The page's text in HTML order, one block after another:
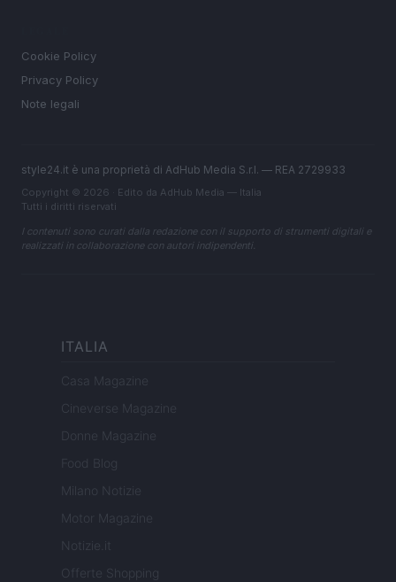
Cookie Policy
Privacy Policy
Note legali
style24.it è una proprietà di AdHub Media S.r.l. — REA 2729933
Copyright © 2026 · Edito da AdHub Media — Italia
Tutti i diritti riservati
I contenuti sono curati dalla redazione con il supporto di strumenti digitali e
realizzati in collaborazione con autori indipendenti.
ITALIA
Casa Magazine
Cineverse Magazine
Donne Magazine
Food Blog
Milano Notizie
Motor Magazine
Notizie.it
Offerte Shopping